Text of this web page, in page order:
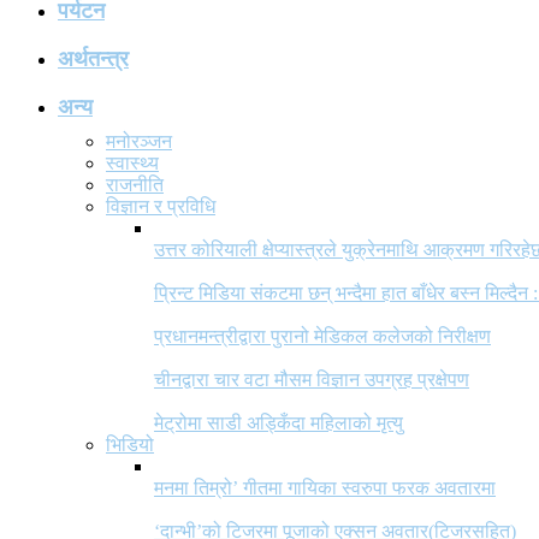
पर्यटन
अर्थतन्त्र
अन्य
मनोरञ्जन
स्वास्थ्य
राजनीति
विज्ञान र प्रविधि
उत्तर कोरियाली क्षेप्यास्त्रले युक्रेनमाथि आक्रमण
प्रिन्ट मिडिया संकटमा छन् भन्दैमा हात बाँधेर बस्न मिल्दैन
प्रधानमन्त्रीद्वारा पुरानो मेडिकल कलेजको निरीक्षण
चीनद्वारा चार वटा मौसम विज्ञान उपग्रह प्रक्षेपण
मेट्रोमा साडी अड्किँदा महिलाको मृत्यु
भिडियो
मनमा तिम्रो’ गीतमा गायिका स्वरुपा फरक अवतारमा
‘दान्भी’को टिजरमा पूजाको एक्सन अवतार(टिजरसहित)